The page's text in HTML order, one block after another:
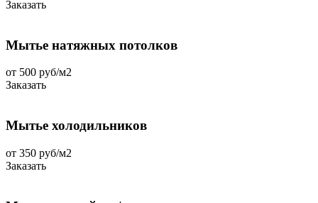
Заказать
Мытье натяжных потолков
от 500 руб/м2
Заказать
Мытье холодильников
от 350 руб/м2
Заказать